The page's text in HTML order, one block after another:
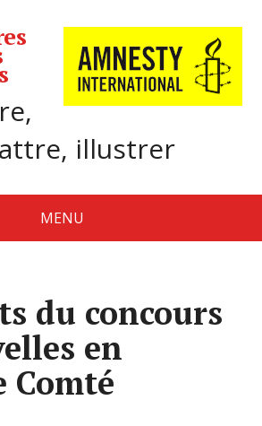
illustrer
MENU
du concours
en
Comté